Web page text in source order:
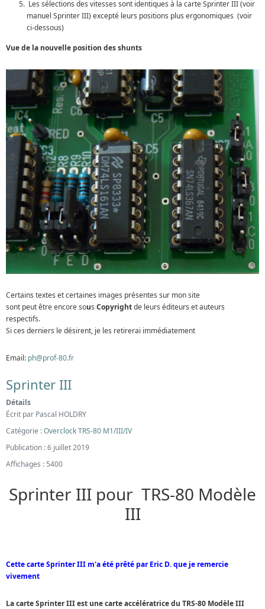
Les sélections des vitesses sont identiques à la carte Sprinter III (voir
manuel Sprinter III) excepté leurs positions plus ergonomiques (voir
ci-dessous)
Vue de la nouvelle position des shunts
Certains textes et certaines images présentes sur mon site
sont peut être encore sous Copyrightde leurs éditeurs et auteurs
respectifs.
Si ces derniers le désirent, je les retirerai immédiatement
Email: ph@prof-80.fr
Sprinter III
Détails
Écrit par Pascal HOLDRY
Catégorie :Overclock TRS-80 M1/III/IV
Publication : 6 juillet 2019
Affichages : 5400
Sprinter III pour TRS-80 Modèle
III
Cette carte Sprinter III m'a été prêté par Eric D. que je remercie
vivement
La carte Sprinter III est une carte accélératrice du TRS-80 Modèle III